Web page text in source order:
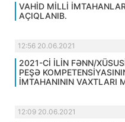
VAHİD MİLLİ
AÇIQLANIB.
12:56 20.06.2021
2021-Cİ İLİN FƏNN/
PEŞƏ
İMTAHANININ VAXTLARI
12:09 20.06.2021